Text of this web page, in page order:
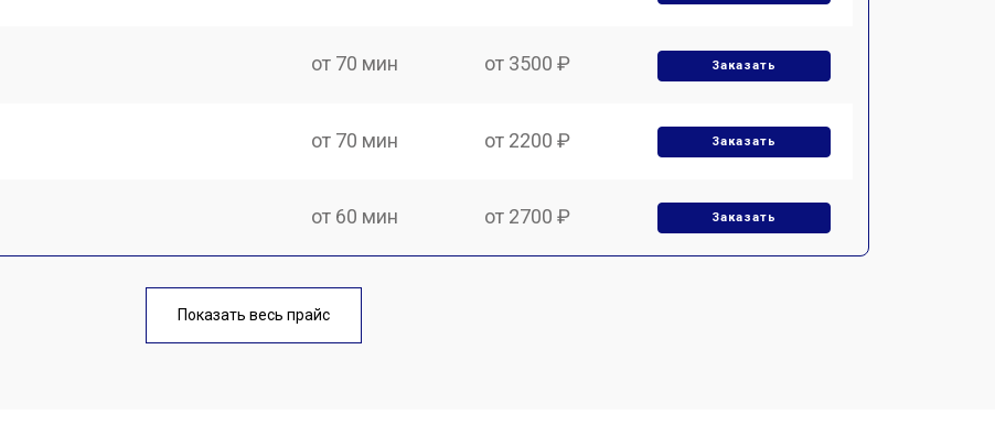
от 70 мин от 3500 ₽ Заказать
от 70 мин от 2200 ₽ Заказать
от 60 мин от 2700 ₽ Заказать
от 70 мин
Показать весь прайс